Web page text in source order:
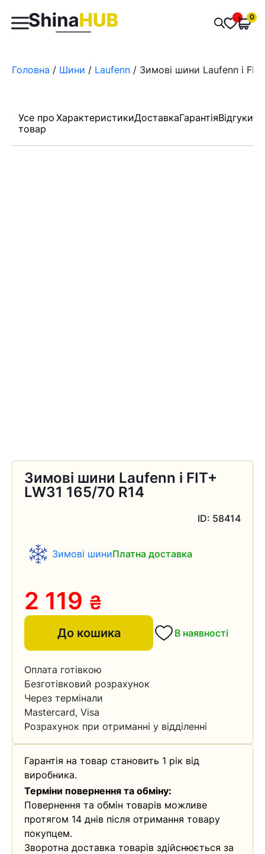
Пошук
товарів
0
Головна / Шини / Laufenn / Зимові шини Laufenn i
Усе про
товар
ХарактеристикиДоставкаГарантіяВідгуки
Зимові шини Laufenn i FIT+
LW31 165/70 R14
ID: 58414
Зимові шиниПлатна доставка
2 119 ₴
До кошика В наявності
Оплата готівкою
Безготівковий розрахунок
Через термінали
Mastercard, Visa
Розрахунок при отриманні у відділенні
Гарантія на товар становить 1 рік від
виробника.
Терміни повернення та обміну:
Повернення та обмін товарів можливе
протягом 14 днів після отримання товару
покупцем.
Зворотна доставка товарів здійснюється за